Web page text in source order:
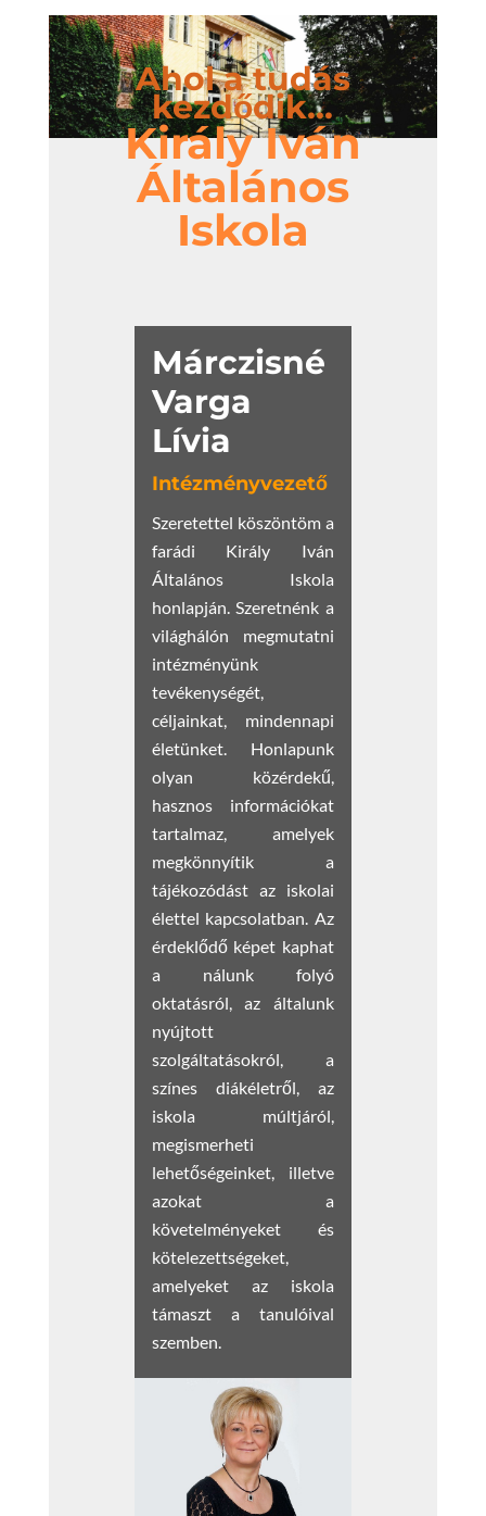
Ahol a tudás
kezdődik...
Király Iván
Általános
Iskola
Márczisné
Varga
Lívia
Intézményvezető
Szeretettel köszöntöm a
farádi Király Iván
Általános Iskola
honlapján. Szeretnénk a
világhálón megmutatni
intézményünk
tevékenységét,
céljainkat, mindennapi
életünket. Honlapunk
olyan közérdekű,
hasznos információkat
tartalmaz, amelyek
megkönnyítik a
tájékozódást az iskolai
élettel kapcsolatban. Az
érdeklődő képet kaphat
a nálunk folyó
oktatásról, az általunk
nyújtott
szolgáltatásokról, a
színes diákéletről, az
iskola múltjáról,
megismerheti
lehetőségeinket, illetve
azokat a
követelményeket és
kötelezettségeket,
amelyeket az iskola
támaszt a tanulóival
szemben.